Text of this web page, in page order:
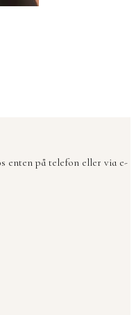
enten på telefon eller via e-